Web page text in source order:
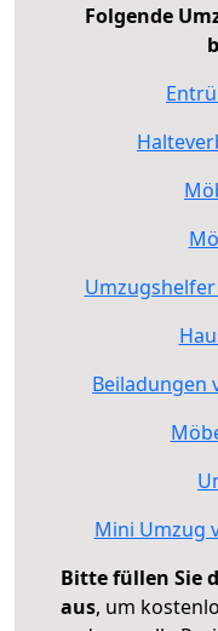
Folgende
Beiladungen
Mini Umzug
Bitte füllen Sie
aus, um